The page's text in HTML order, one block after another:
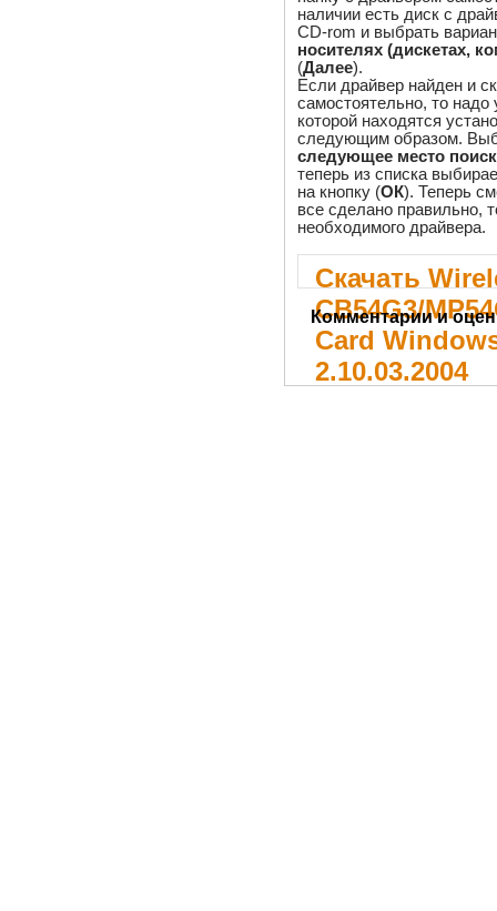
наличии есть диск с
CD-rom и выбрать
носителях (дискетах,
(Далее).
Если драйвер найден и
самостоятельно, то надо
которой находятся
следующим образом.
следующее место
теперь из списка
на кнопку (ОК). Теперь
все сделано правильно,
необходимого драйвера.
Скачать
CB54G3/
Card
2.10.03.2004
Комментарии и